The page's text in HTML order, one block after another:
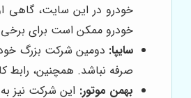
خودرو در این سایت، گاهی
خودرو ممکن است برای برخی
سایپا: دومین شرکت بزرگ
صرفه نباشد. همچنین، رابط
بهمن موتور: این شرکت نیز